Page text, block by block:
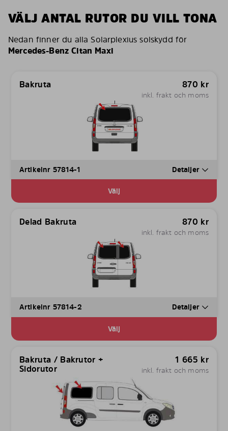
VÄLJ ANTAL RUTOR DU VILL TONA
Nedan finner du alla Solarplexius solskydd för
Mercedes-Benz Citan Maxi
Bakruta 870 kr
inkl. frakt och moms
Artikelnr 57814-1 Detaljer
Välj
Delad Bakruta 870 kr
inkl. frakt och moms
Artikelnr 57814-2 Detaljer
Välj
Bakruta / Bakrutor +
Sidorutor
1 665 kr
inkl. frakt och moms